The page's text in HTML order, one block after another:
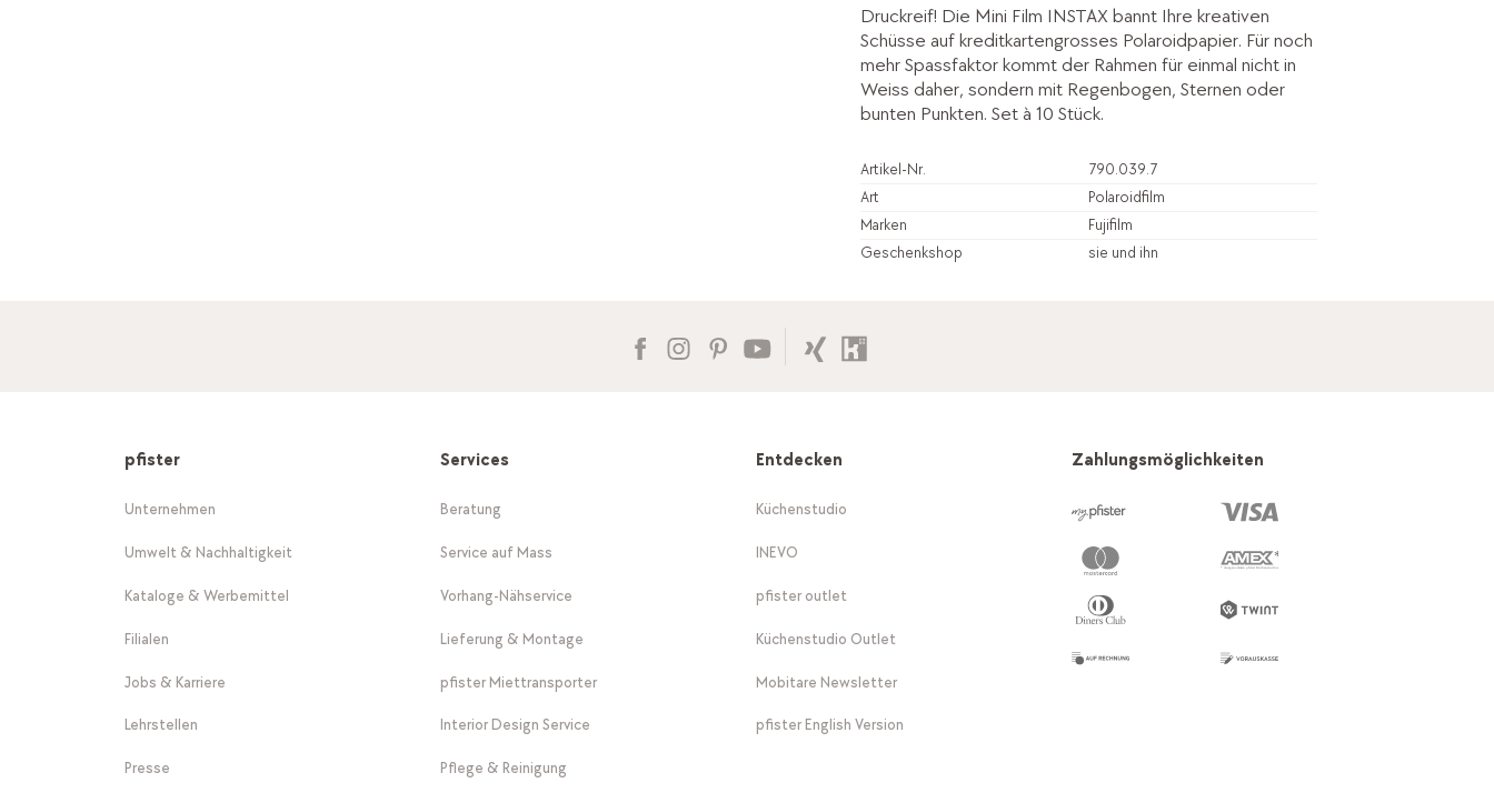
Druckreif! Die Mini Film INSTAX bannt Ihre kreativen
Schüsse auf kreditkartengrosses Polaroidpapier. Für noch
mehr Spassfaktor kommt der Rahmen für einmal nicht in
Weiss daher, sondern mit Regenbogen, Sternen oder
bunten Punkten. Set à 10 Stück.
Artikel-Nr.
790.039.7
Art
Polaroidfilm
Marken
Fujifilm
Geschenkshop
sie und ihn
pfister
Unternehmen
Umwelt & Nachhaltigkeit
Kataloge & Werbemittel
Filialen
Jobs & Karriere
Lehrstellen
Presse
Services
Beratung
Service auf Mass
Vorhang-Nähservice
Lieferung & Montage
pfister Miettransporter
Interior Design Service
Pflege & Reinigung
Entdecken
Küchenstudio
INEVO
pfister outlet
Küchenstudio Outlet
Mobitare Newsletter
pfister English Version
Zahlungsmöglichkeiten